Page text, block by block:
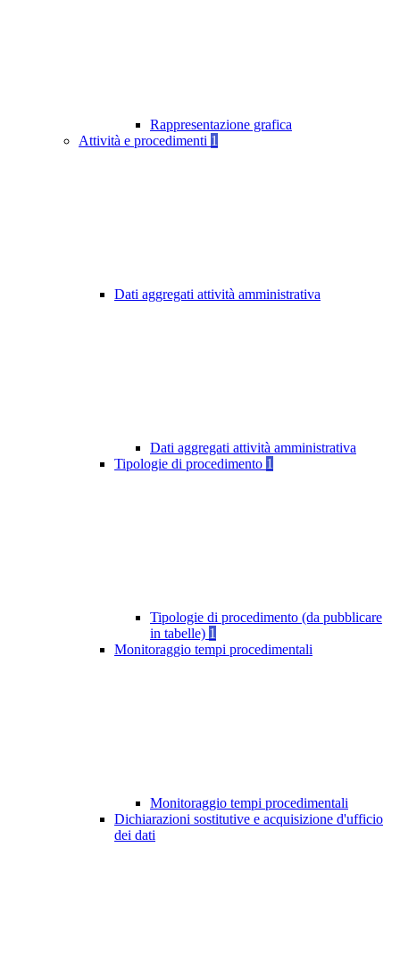
Rappresentazione grafica
Attività e procedimenti 1
Dati aggregati attività amministrativa
Dati aggregati attività amministrativa
Tipologie di procedimento 1
Tipologie di procedimento (da pubblicare
in tabelle) 1
Monitoraggio tempi procedimentali
Monitoraggio tempi procedimentali
Dichiarazioni sostitutive e acquisizione d'ufficio
dei dati